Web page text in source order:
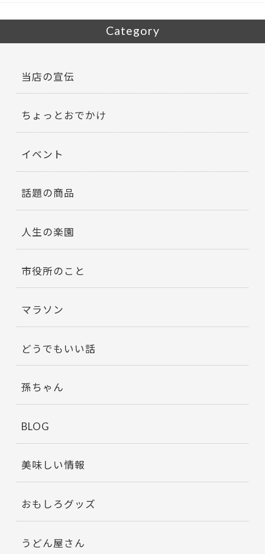
Category
当店の宣伝
ちょっとおでかけ
イベント
話題の商品
人生の楽園
市役所のこと
マラソン
どうでもいい話
孫ちゃん
BLOG
美味しい情報
おもしろグッズ
うどん屋さん